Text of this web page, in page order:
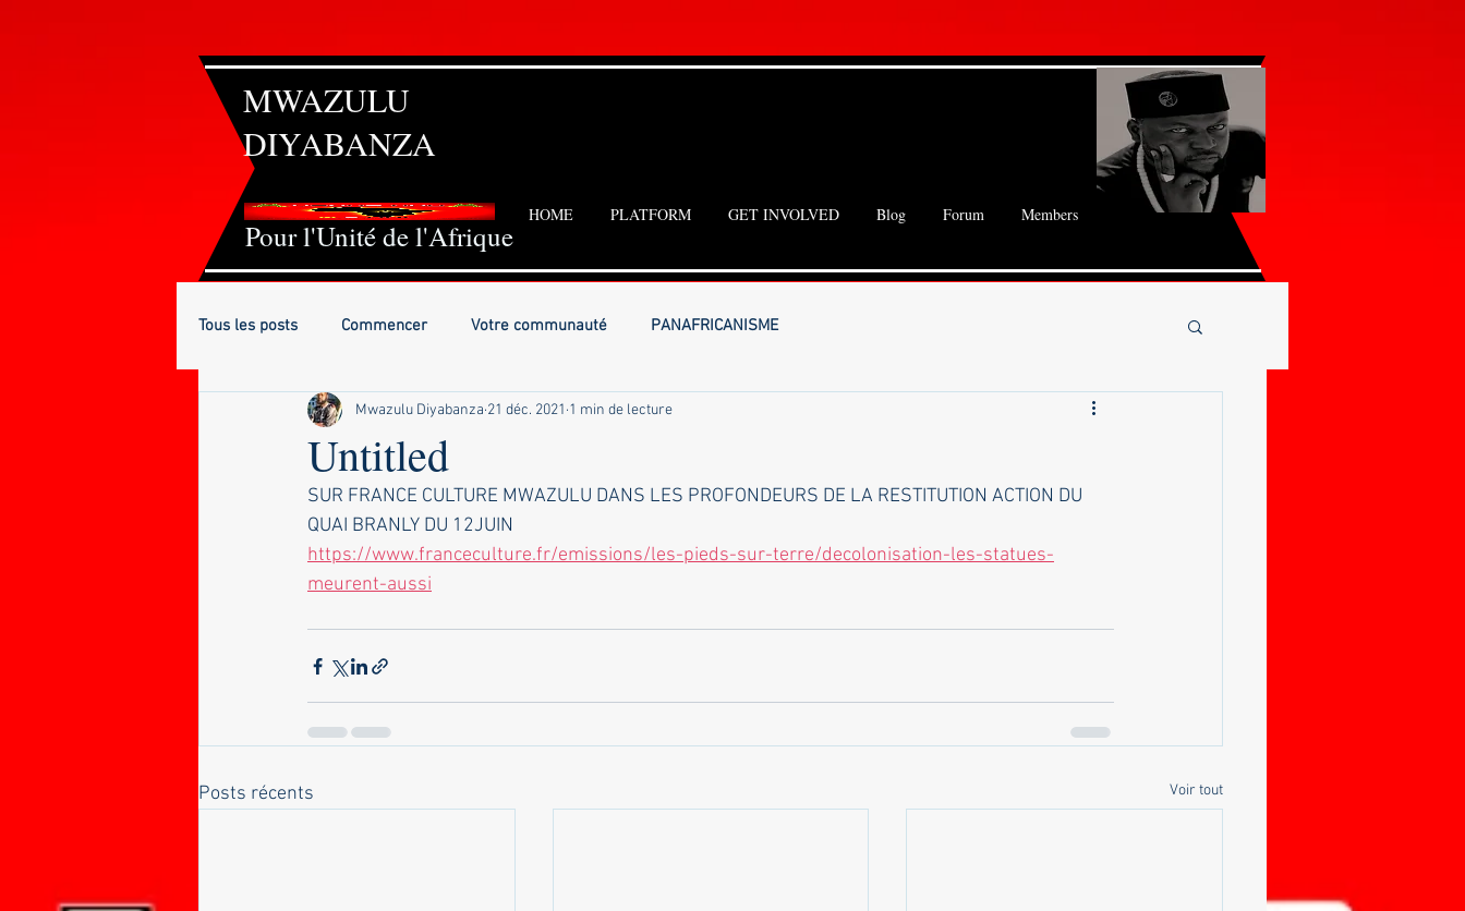
Pour l'Unité de l'Afrique
MWAZULU
DIYABANZA
HOME PLATFORM GET INVOLVED Blog Forum Members
Tous les posts Commencer Votre communauté PANAFRICANISME
Untitled
Mwazulu Diyabanza 21 déc. 2021 1 min de lecture
SUR FRANCE CULTURE MWAZULU DANS LES PROFONDEURS DE LA RESTITUTION ACTION DU
QUAI BRANLY DU 12JUIN
https://www.franceculture.fr/emissions/les-pieds-sur-terre/decolonisation-les-statues-
meurent-aussi
Posts récents Voir tout